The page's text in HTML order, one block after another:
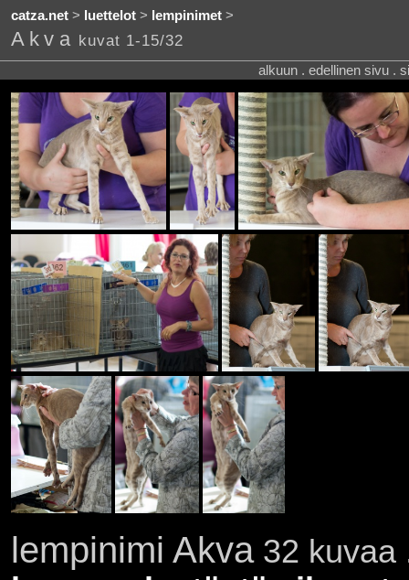
catza.net> luettelot> lempinimet>
Akva kuvat 1-15/32
alkuun . edellinen sivu .
lempinimi Akva32 kuvaa